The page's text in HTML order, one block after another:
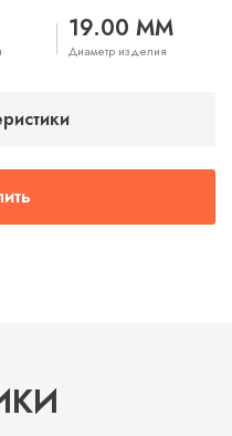
19.00 ММ
Диаметр изделия